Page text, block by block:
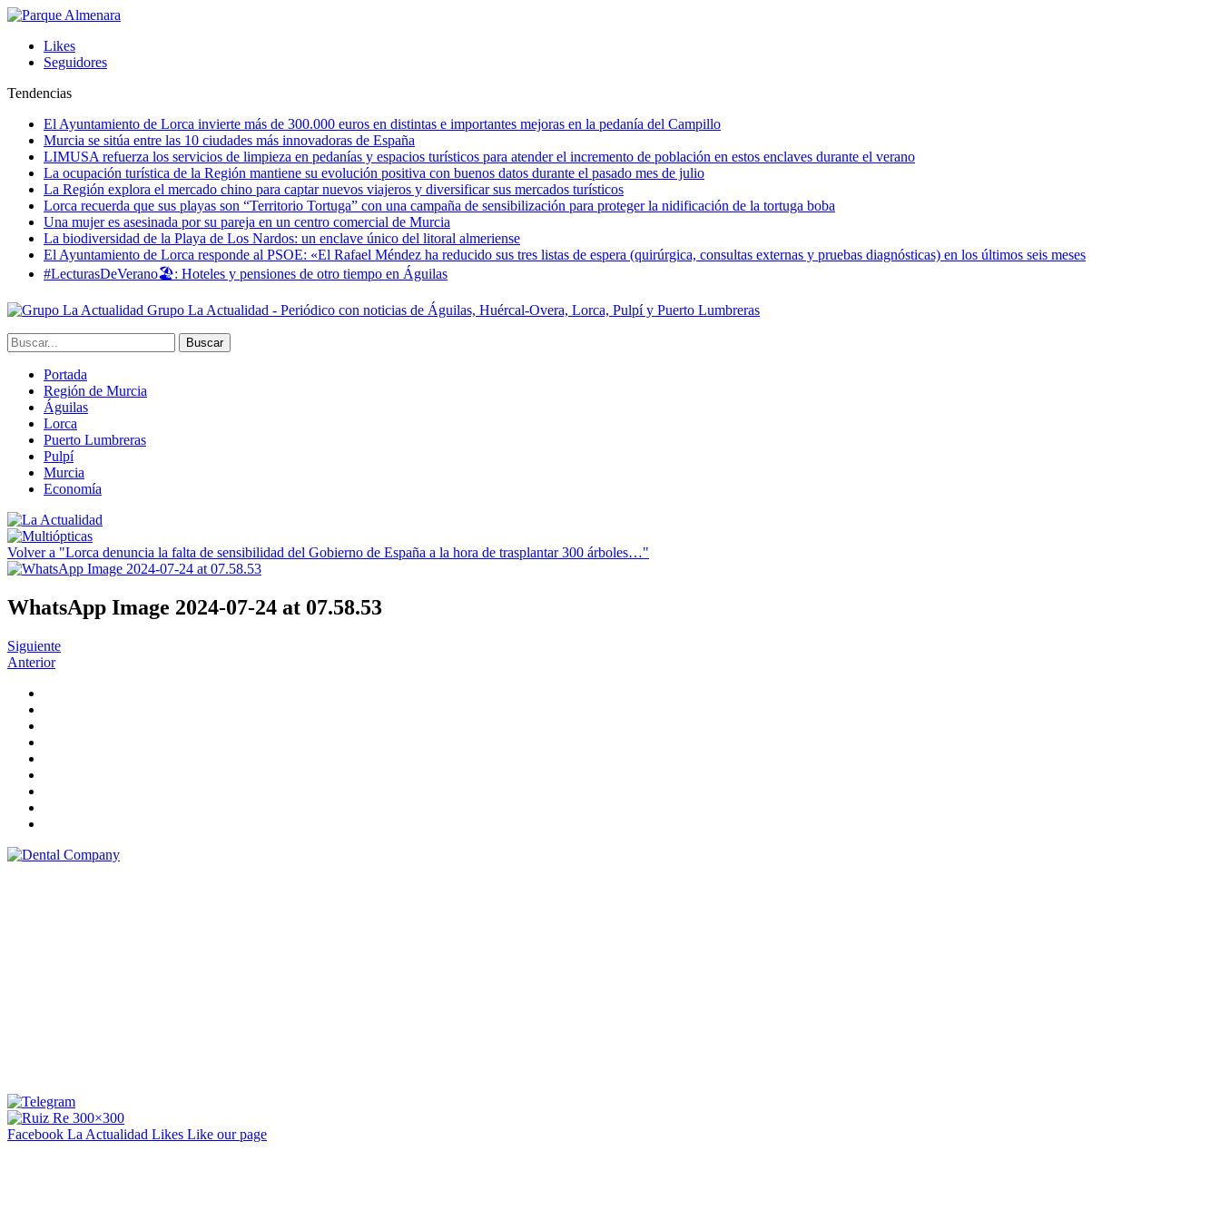
Likes
Seguidores
Tendencias
El Ayuntamiento de Lorca invierte más de 300.000 euros en distintas e importantes mejoras en la pedanía del Campillo
Murcia se sitúa entre las 10 ciudades más innovadoras de España
LIMUSA refuerza los servicios de limpieza en pedanías y espacios turísticos para atender el incremento de población en estos enclaves durante el verano
La ocupación turística de la Región mantiene su evolución positiva con buenos datos durante el pasado mes de julio
La Región explora el mercado chino para captar nuevos viajeros y diversificar sus mercados turísticos
Lorca recuerda que sus playas son “Territorio Tortuga” con una campaña de sensibilización para proteger la nidificación de la tortuga boba
Una mujer es asesinada por su pareja en un centro comercial de Murcia
La biodiversidad de la Playa de Los Nardos: un enclave único del litoral almeriense
El Ayuntamiento de Lorca responde al PSOE: «El Rafael Méndez ha reducido sus tres listas de espera (quirúrgica, consultas externas y pruebas diagnósticas) en los últimos seis meses
#LecturasDeVerano🏖: Hoteles y pensiones de otro tiempo en Águilas
Grupo La Actualidad - Periódico con noticias de Águilas, Huércal-Overa, Lorca, Pulpí y Puerto Lumbreras
Portada
Región de Murcia
Águilas
Lorca
Puerto Lumbreras
Pulpí
Murcia
Economía
Volver a "Lorca denuncia la falta de sensibilidad del Gobierno de España a la hora de trasplantar 300 árboles…"
WhatsApp Image 2024-07-24 at 07.58.53
Siguiente
Anterior
Facebook La Actualidad Likes Like our page